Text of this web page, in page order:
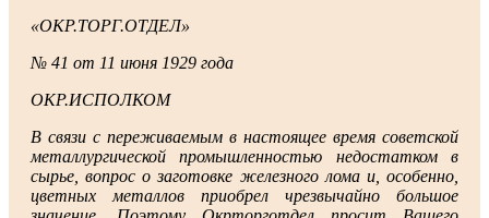
«ОКР.ТОРГ.ОТДЕЛ»
№ 41 от 11 июня 1929 года
ОКР.ИСПОЛКОМ
В связи с переживаемым в настоящее время советской
металлургической промышленностью недостатком в
сырье, вопрос о заготовке железного лома и, особенно,
цветных металлов приобрел чрезвычайно большое